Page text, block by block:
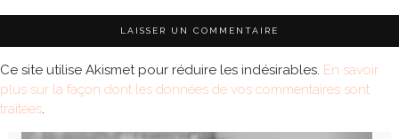
Ce site utilise Akismet pour réduire les indésirables. En savoir
plus sur la façon dont les données de vos commentaires sont
traitées.